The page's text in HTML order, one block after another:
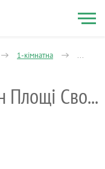
1-кімнатна 295-ї
удіо в Центрі (район Площі Свободи)